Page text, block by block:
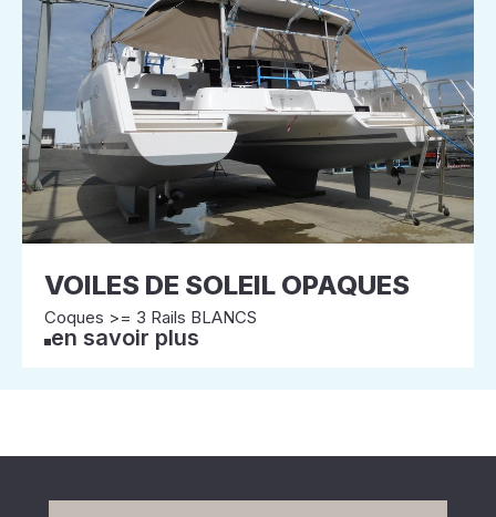
VOILES DE SOLEIL OPAQUES
Coques >= 3 Rails BLANCS
en savoir plus